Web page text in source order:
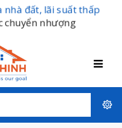
nhà đất, lãi suất thấp
chuyển nhượng